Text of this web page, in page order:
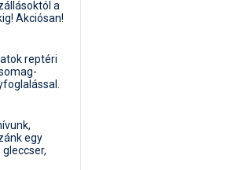
téma
és válaszok
a
Akciósan!
reptéri
egy
gleccser,